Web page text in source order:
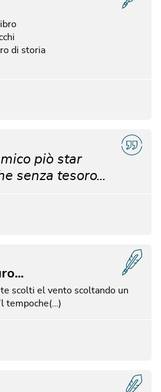
di storia
piò star
senza tesoro...
te scolti el vento scoltando un
tempoche(…)